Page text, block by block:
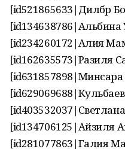
[id521865633|Дилбәр
[id134638786|Альбина
[id234260172|Алия
[id162635573|Разиля
[id134706125|Айзиля
[id281077863|Галия